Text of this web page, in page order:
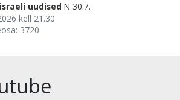
uudised N 30.7.
kell 21.30
3720